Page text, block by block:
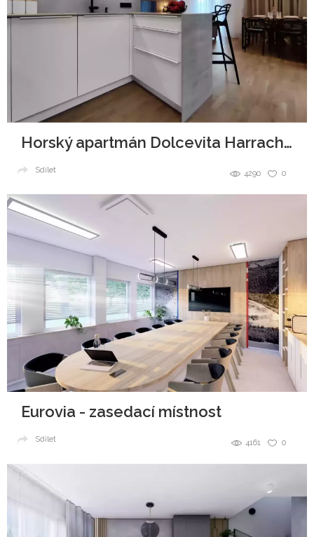
Horský apartmán Dolcevita Harrachov
0
4290
Sdílet
Eurovia - zasedací místnost
0
4161
Sdílet